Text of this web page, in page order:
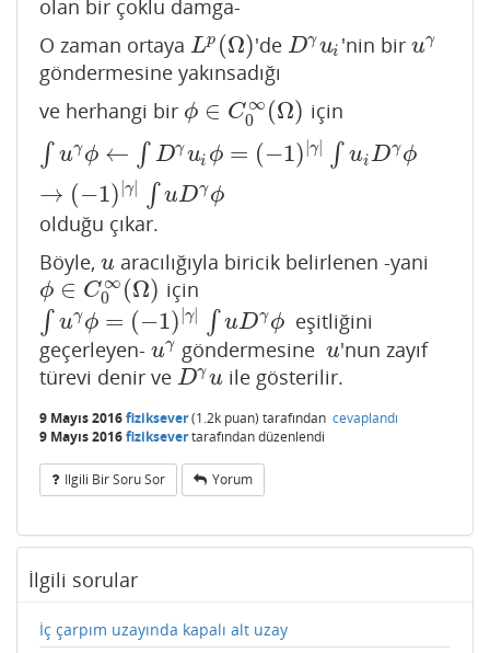
olan bir çoklu damga-
O zaman ortaya Lp (Ω)
Lp(Ω) 'de Dγui
Dγui 'nin biruγ
uγ
göndermesine yakınsadığı
ve herhangi bir ϕ ∈ C∞
0
(Ω)
ϕ∈C 0∞(Ω) için
∫ uγ ϕ ← ∫ Dγui ϕ = (−1) |γ| ∫ uiDγ ϕ
→ (−1) |γ| ∫ uDγ ϕ
∫u γϕ← ∫Dγ uiϕ=(−1)|γ |∫u iDγϕ→(− 1) |γ|∫uDγ
olduğu çıkar.
Böyle, u
uaracılığıyla biricik belirlenen -yani
ϕ ∈ C∞
0
(Ω)
ϕ∈C 0∞(Ω) için
∫ uγ ϕ = (−1) |γ| ∫ uDγ ϕ
∫u γϕ=(−1) |γ|∫uDγ
eşitliğini
geçerleyen- uγ
uγ göndermesineu
u'nun zayıf
türevi denir ve Dγu
Dγu ile gösterilir.
9 Mayıs 2016fiziksever(1.2k puan) tarafından cevaplandı
9 Mayıs 2016fiziksevertarafındandüzenlendi
Ilgili Bir Soru Sor Yorum
İlgili sorular
İç çarpım uzayında kapalı alt uzay